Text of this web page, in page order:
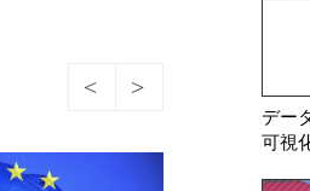
デー
可視